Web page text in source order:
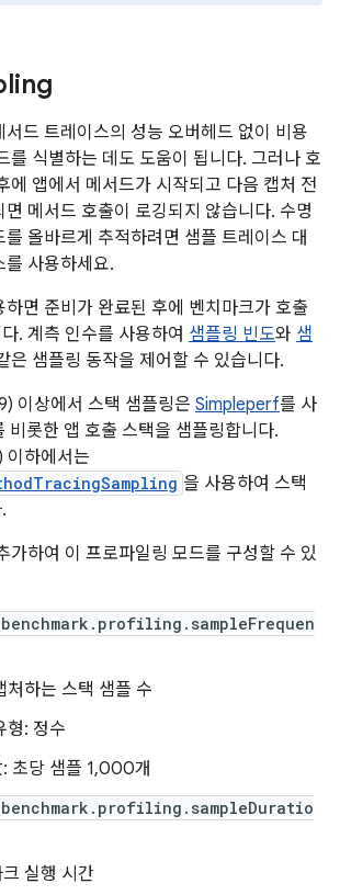
서드 트레이스의 성능 오버헤드 없이 비용
를 식별하는 데도 도움이 됩니다. 그러나 호
에 앱에서 메서드가 시작되고 다음 캡처 전
메서드 호출이 로깅되지 않습니다. 수명
올바르게 추적하려면 샘플 트레이스 대
를 사용하세요.
면 준비가 완료된 후에 벤치마크가 호출
. 계측 인수를 사용하여 샘플링 빈도와 샘
은 샘플링 동작을 제어할 수 있습니다.
이상에서 스택 샘플링은 Simpleperf를 사
비롯한 앱 호출 스택을 샘플링합니다.
하에서는
을 사용하여 스택
가하여 이 프로파일링 모드를 구성할 수 있
처하는 스택 샘플 수
형: 정수
: 초당 샘플 1,000개
실행 시간